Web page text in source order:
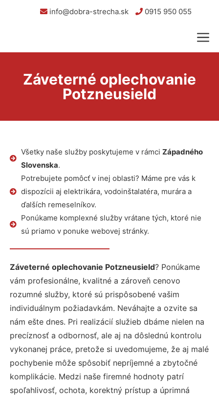
info@dobra-strecha.sk 0915 950 055
Záveterné oplechovanie
Potzneusield
Všetky naše služby poskytujeme v rámci Západného
Slovenska.
Potrebujete pomôcť v inej oblasti? Máme pre vás k
dispozícii aj elektrikára, vodoinštalatéra, murára a
ďalších remeselníkov.
Ponúkame komplexné služby vrátane tých, ktoré nie
sú priamo v ponuke webovej stránky.
Záveterné oplechovanie Potzneusield? Ponúkame
vám profesionálne, kvalitné a zároveň cenovo
rozumné služby, ktoré sú prispôsobené vašim
individuálnym požiadavkám. Neváhajte a ozvite sa
nám ešte dnes. Pri realizácií služieb dbáme nielen na
precíznosť a odbornosť, ale aj na dôslednú kontrolu
vykonanej práce, pretože si uvedomujeme, že aj malé
pochybenie môže spôsobiť nepríjemné a zbytočné
komplikácie. Medzi naše firemné hodnoty patrí
spoľahlivosť, ochota, korektný prístup a úprimná